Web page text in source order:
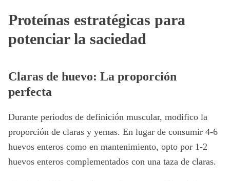
Proteínas estratégicas para
potenciar la saciedad
Claras de huevo: La proporción
perfecta
Durante periodos de definición muscular, modifico la
proporción de claras y yemas. En lugar de consumir 4-6
huevos enteros como en mantenimiento, opto por 1-2
huevos enteros complementados con una taza de claras.